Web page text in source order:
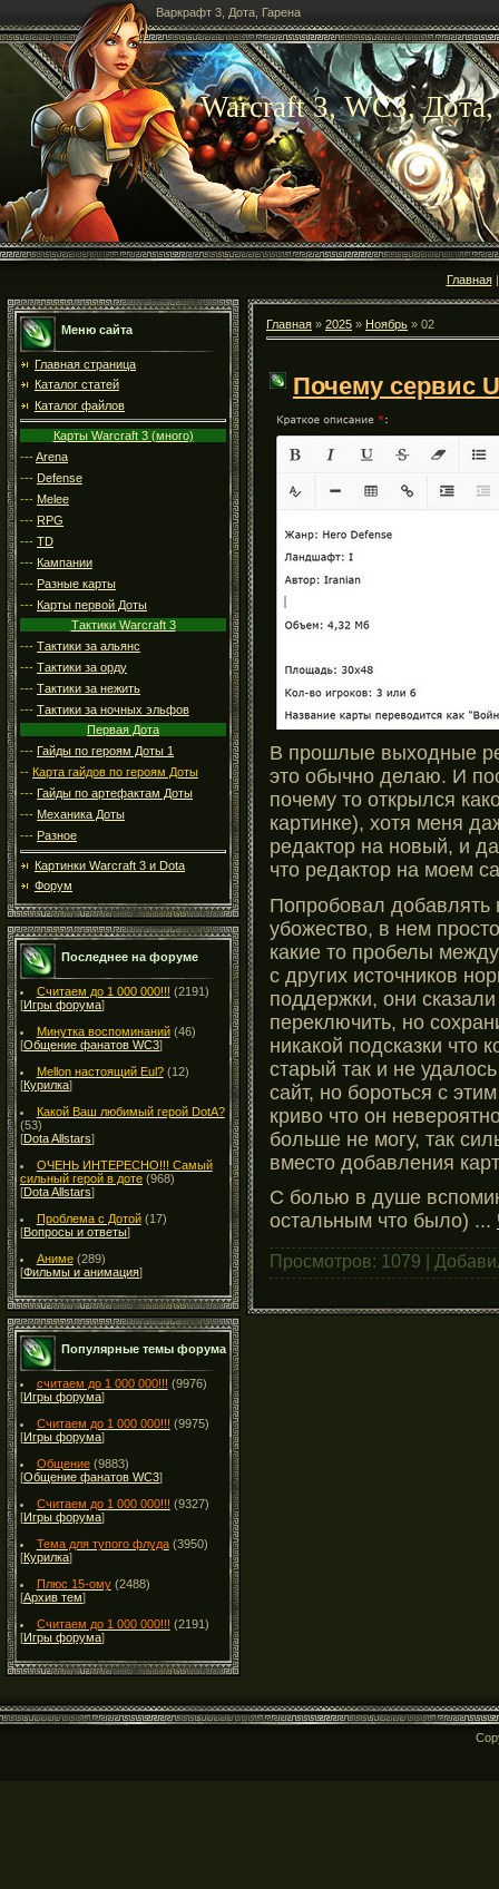
Варкрафт 3, Дота, Гарена
Warcraft 3, WC3, Дота,
Главная
Меню сайта
Главная страница
Каталог статей
Каталог файлов
Карты Warcraft 3 (много)
---Arena
--- Defense
--- Melee
--- RPG
--- TD
--- Кампании
--- Разные карты
--- Карты первой Доты
Тактики Warcraft 3
--- Тактики за альянс
--- Тактики за орду
--- Тактики за нежить
--- Тактики за ночных эльфов
Первая Дота
--- Гайды по героям Доты 1
-- Карта гайдов по героям Доты
--- Гайды по артефактам Доты
--- Механика Доты
--- Разное
Картинки Warcraft 3 и Dota
Форум
Последнее на форуме
Считаем до 1 000 000!!! (2191)
[Игры форума]
Минутка воспоминаний (46)
[Общение фанатов WC3]
Mellon настоящий Eul? (12)
[Курилка]
Какой Ваш любимый герой DotA?
(53)
[Dota Allstars]
ОЧЕНЬ ИНТЕРЕСНО!!! Самый
сильный герой в доте (968)
[Dota Allstars]
Проблема с Дотой (17)
[Вопросы и ответы]
Аниме (289)
[Фильмы и анимация]
Популярные темы форума
считаем до 1 000 000!!! (9976)
[Игры форума]
Считаем до 1 000 000!!! (9975)
[Игры форума]
Общение (9883)
[Общение фанатов WC3]
Считаем до 1 000 000!!! (9327)
[Игры форума]
Тема для тупого флуда (3950)
[Курилка]
Плюс 15-ому (2488)
[Архив тем]
Считаем до 1 000 000!!! (2191)
[Игры форума]
Главная » 2025 » Ноябрь » 02
Почему сервис
В прошлые выходные
это обычно делаю. И
почему то открылся
картинке), хотя меня
редактор на новый, и
что редактор на моем
Попробовал добавлять
убожество, в нем
какие то пробелы
с других источников
поддержки, они
переключить, но
никакой подсказки что
старый так и не
сайт, но бороться с
криво что он
больше не могу, так
вместо добавления
С болью в душе
остальным что было) ...
Просмотров: 1079 |